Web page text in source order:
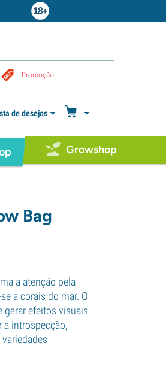
Promoção
de desejos
Growshop
Bag
a atenção pela
a corais do mar. O
gerar efeitos visuais
a introspecção,